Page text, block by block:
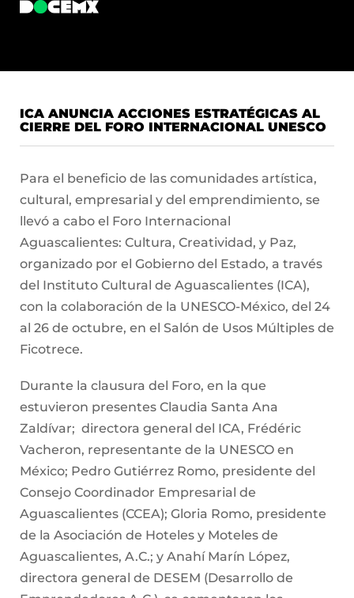
ICA ANUNCIA ACCIONES ESTRATÉGICAS AL
CIERRE DEL FORO INTERNACIONAL UNESCO
Para el beneficio de las comunidades artística,
cultural, empresarial y del emprendimiento, se
llevó a cabo el Foro Internacional
Aguascalientes: Cultura, Creatividad, y Paz,
organizado por el Gobierno del Estado, a través
del Instituto Cultural de Aguascalientes (ICA),
con la colaboración de la UNESCO-México, del 24
al 26 de octubre, en el Salón de Usos Múltiples de
Ficotrece.
Durante la clausura del Foro, en la que
estuvieron presentes Claudia Santa Ana
Zaldívar; directora general del ICA, Frédéric
Vacheron, representante de la UNESCO en
México; Pedro Gutiérrez Romo, presidente del
Consejo Coordinador Empresarial de
Aguascalientes (CCEA); Gloria Romo, presidente
de la Asociación de Hoteles y Moteles de
Aguascalientes, A.C.; y Anahí Marín López,
directora general de DESEM (Desarrollo de